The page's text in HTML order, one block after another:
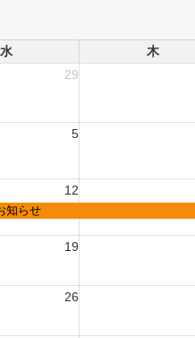
水 木
29
5
12
知らせ
19
26